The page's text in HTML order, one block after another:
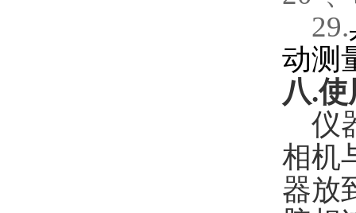
29.
动测
八.使
仪
相机
器放